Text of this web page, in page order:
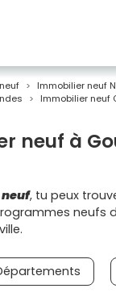
Immobilier neuf
Immobilier neuf
neuf à
neuf, tu peux
neufs